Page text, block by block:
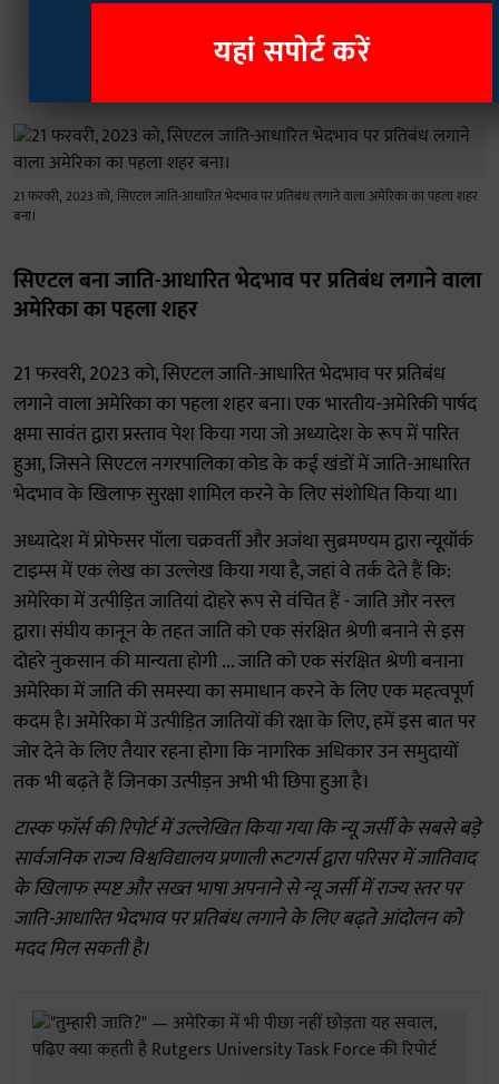
सार्वजनिक शिक्षा संदर्भ में जाति उत्पीड़न को संबोधित करने के
21 फरवरी, 2023 को, सिएटल जाति-आधारित भेदभाव पर प्रतिबंध लगाने वाला अमेरिका का पहला शहर
बना।
सिएटल बना जाति-आधारित भेदभाव पर प्रतिबंध लगाने वाला
अमेरिका का पहला शहर
21 फरवरी, 2023 को, सिएटल जाति-आधारित भेदभाव पर प्रतिबंध
लगाने वाला अमेरिका का पहला शहर बना। एक भारतीय-अमेरिकी पार्षद
क्षमा सावंत द्वारा प्रस्ताव पेश किया गया जो अध्यादेश के रूप में पारित
हुआ, जिसने सिएटल नगरपालिका कोड के कई खंडों में जाति-आधारित
भेदभाव के खिलाफ सुरक्षा शामिल करने के लिए संशोधित किया था।
अध्यादेश में प्रोफेसर पॉला चक्रवर्ती और अजंथा सुब्रमण्यम द्वारा न्यूयॉर्क
टाइम्स में एक लेख का उल्लेख किया गया है, जहां वे तर्क देते हैं कि:
अमेरिका में उत्पीड़ित जातियां दोहरे रूप से वंचित हैं - जाति और नस्ल
द्वारा। संघीय कानून के तहत जाति को एक संरक्षित श्रेणी बनाने से इस
दोहरे नुकसान की मान्यता होगी ... जाति को एक संरक्षित श्रेणी बनाना
अमेरिका में जाति की समस्या का समाधान करने के लिए एक महत्वपूर्ण
कदम है। अमेरिका में उत्पीड़ित जातियों की रक्षा के लिए, हमें इस बात पर
जोर देने के लिए तैयार रहना होगा कि नागरिक अधिकार उन समुदायों
तक भी बढ़ते हैं जिनका उत्पीड़न अभी भी छिपा हुआ है।
टास्क फाॅर्स की रिपोर्ट में उल्लेखित किया गया कि न्यू जर्सी के सबसे बड़े
सार्वजनिक राज्य विश्वविद्यालय प्रणाली रूटगर्स द्वारा परिसर में जातिवाद
के खिलाफ स्पष्ट और सख्त भाषा अपनाने से न्यू जर्सी में राज्य स्तर पर
जाति-आधारित भेदभाव पर प्रतिबंध लगाने के लिए बढ़ते आंदोलन को
मदद मिल सकती है।
यहां सपोर्ट करें